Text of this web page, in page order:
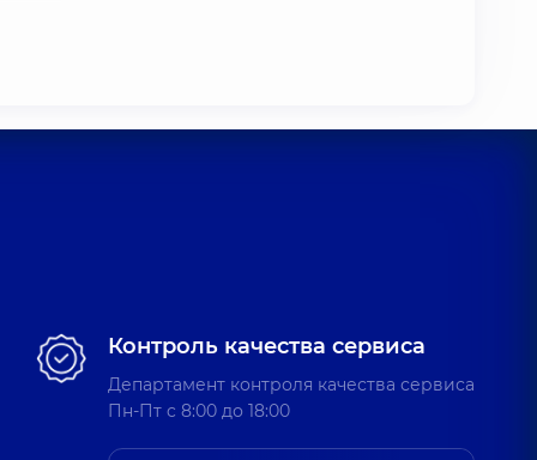
Контроль качества сервиса
Департамент контроля качества сервиса
Пн-Пт c 8:00 до 18:00